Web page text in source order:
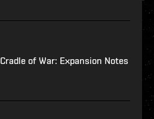
Cradle of War: Expansion Notes